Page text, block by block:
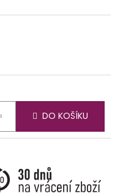
DO KOŠÍKU